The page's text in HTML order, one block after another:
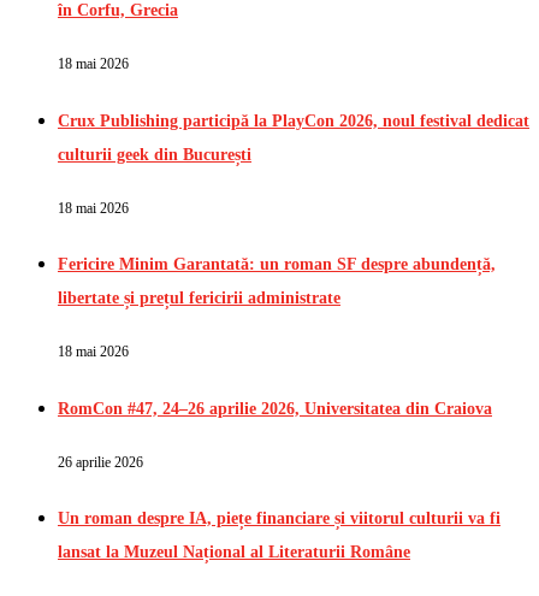
în Corfu, Grecia
18 mai 2026
Crux Publishing participă la PlayCon 2026, noul festival dedicat
culturii geek din București
18 mai 2026
Fericire Minim Garantată: un roman SF despre abundență,
libertate și prețul fericirii administrate
18 mai 2026
RomCon #47, 24–26 aprilie 2026, Universitatea din Craiova
26 aprilie 2026
Un roman despre IA, piețe financiare și viitorul culturii va fi
lansat la Muzeul Național al Literaturii Române